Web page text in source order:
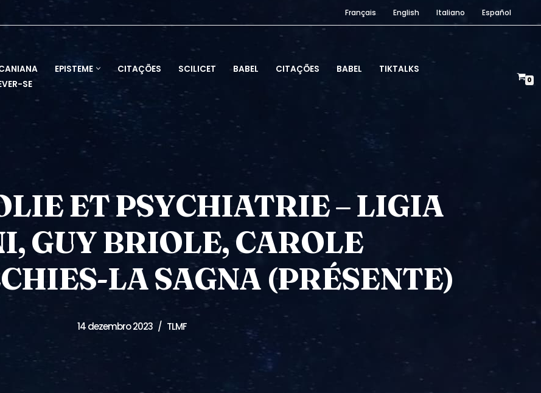
Français English Italiano Español
EPISTEME CITAÇÕES SCILICET BABEL CITAÇÕES BABEL
TIKTALKS
SE 0
ET PSYCHIATRIE – LIGIA
GUY BRIOLE, CAROLE
LA SAGNA (PRÉSENTE)
14 dezembro 2023 TLMF